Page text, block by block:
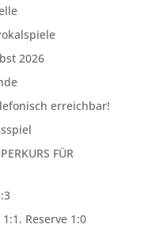
2026
erreichbar!
FÜR
Reserve 1:0